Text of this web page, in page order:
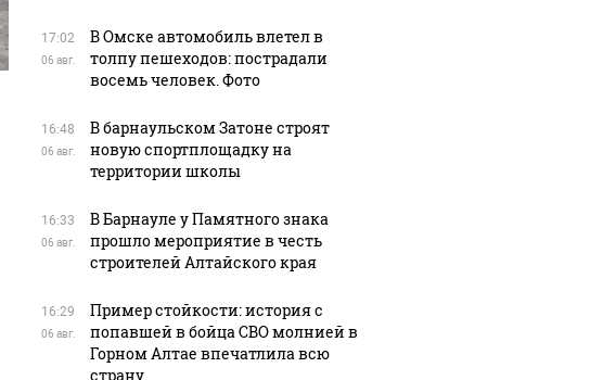
17:02
06 авг.
В Омске автомобиль влетел в
толпу пешеходов: пострадали
восемь человек. Фото
16:48
06 авг.
В барнаульском Затоне строят
новую спортплощадку на
территории школы
16:33
06 авг.
В Барнауле у Памятного знака
прошло мероприятие в честь
строителей Алтайского края
16:29
06 авг.
Пример стойкости: история с
попавшей в бойца СВО молнией в
Горном Алтае впечатлила всю
страну